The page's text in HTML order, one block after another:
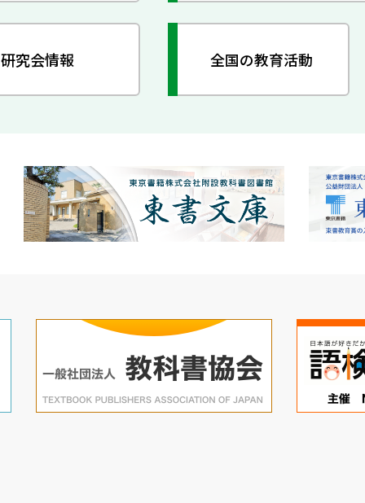
研究会情報 全国の教育活動